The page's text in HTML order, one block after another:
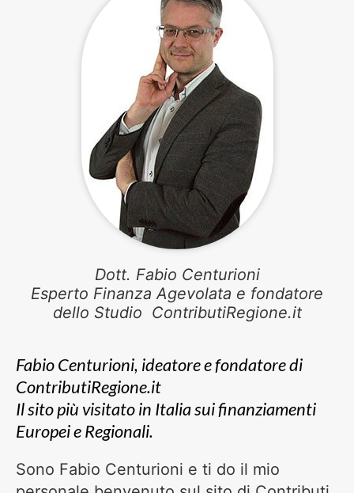
Dott. Fabio Centurioni
Esperto Finanza Agevolata e fondatore
dello Studio ContributiRegione.it
Fabio Centurioni, ideatore e fondatore di
ContributiRegione.it
Il sito più visitato in Italia sui finanziamenti
Europei e Regionali.
Sono Fabio Centurioni e ti do il mio